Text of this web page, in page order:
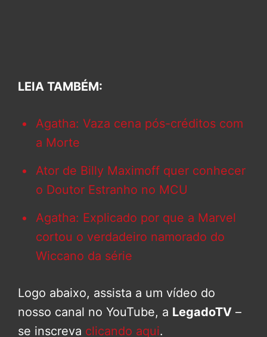
LEIA TAMBÉM:
Agatha: Vaza cena pós-créditos com
a Morte
Ator de Billy Maximoff quer conhecer
o Doutor Estranho no MCU
Agatha: Explicado por que a Marvel
cortou o verdadeiro namorado do
Wiccano da série
Logo abaixo, assista a um vídeo do
nosso canal no YouTube, a LegadoTV –
se inscreva clicando aqui.